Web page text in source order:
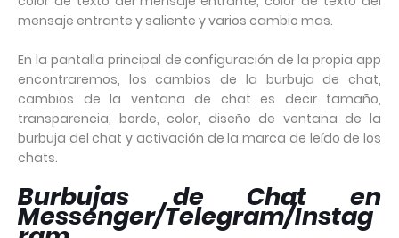
mensaje entrante y saliente y varios cambio mas.
En la pantalla principal de configuración de la propia app
encontraremos, los cambios de la burbuja de chat,
cambios de la ventana de chat es decir tamaño,
transparencia, borde, color, diseño de ventana de la
burbuja del chat y activación de la marca de leído de los
chats.
Burbujas de Chat en
Messenger/Telegram/Instag